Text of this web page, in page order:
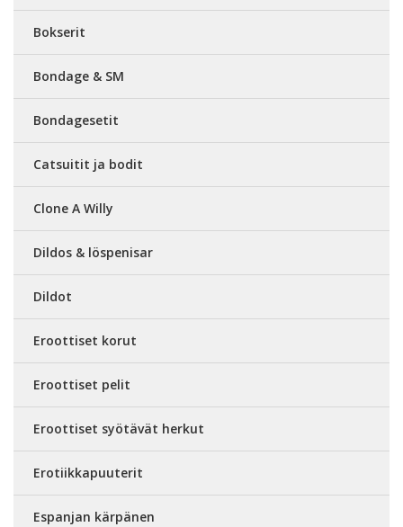
Bokserit
Bondage & SM
Bondagesetit
Catsuitit ja bodit
Clone A Willy
Dildos & löspenisar
Dildot
Eroottiset korut
Eroottiset pelit
Eroottiset syötävät herkut
Erotiikkapuuterit
Espanjan kärpänen